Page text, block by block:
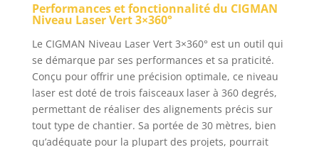
puissance de sortie 1
mW. Disposition
complète 3x360° 1 x
360 ° ligne horizontale,
2 x 360 °lignes
verticales couvrent
tout autour de la
pièce. Chaque bouton
de ce niveau laser
correspond à une
Performances et fonctionnalité du CIGMAN
Niveau Laser Vert 3×360°
Le CIGMAN Niveau Laser Vert 3×360° est un outil qui
se démarque par ses performances et sa praticité.
Conçu pour offrir une précision optimale, ce niveau
laser est doté de trois faisceaux laser à 360 degrés,
permettant de réaliser des alignements précis sur
tout type de chantier. Sa portée de 30 mètres, bien
qu’adéquate pour la plupart des projets, pourrait